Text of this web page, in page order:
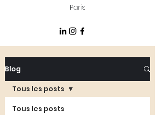
Paris
Blog
Tous les posts
Tous les posts